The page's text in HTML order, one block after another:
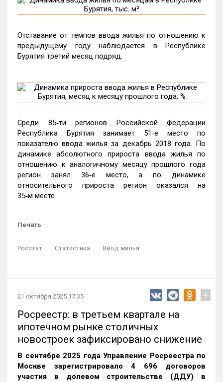
Отставание от темпов ввода жилья по отношению к
предыдущему году наблюдается в Республике
Бурятия третий месяц подряд.
Среди 85‑ти регионов Российской Федерации
Республика Бурятия занимает 51‑е место по
показателю ввода жилья за декабрь 2018 года. По
динамике абсолютного прироста ввода жилья по
отношению к аналогичному месяцу прошлого года
регион занял 36‑е место, а по динамике
относительного прироста регион оказался на
35‑м месте.
Печать
Росстат Статистика Ввод жилья
21 октября 2025 17:35 +
Росреестр: в третьем квартале на
ипотечном рынке столичных
новостроек зафиксировано снижение
В сентябре 2025 года Управление Росреестра по
Москве зарегистрировало 4 696 договоров
участия в долевом строительстве (ДДУ) в